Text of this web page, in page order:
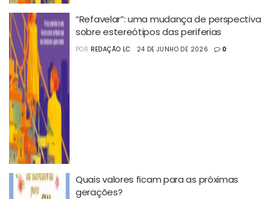
“Refavelar”: uma mudança de perspectiva
sobre estereótipos das periferias
POR REDAÇÃO LC 24 DE JUNHO DE 2026 0
Quais valores ficam para as próximas
gerações?